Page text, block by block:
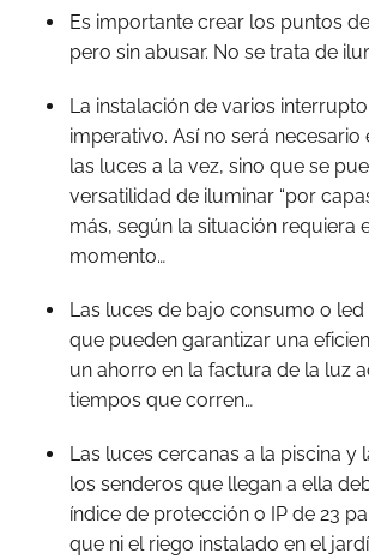
Es importante crear los puntos
pero sin abusar. No se trata de
La instalación de varios
imperativo. Así no será necesario
las luces a la vez, sino que se
versatilidad de iluminar “por
más, según la situación requiera
momento…
Las luces de bajo consumo o led
que pueden garantizar una
un ahorro en la factura de la luz
tiempos que corren…
Las luces cercanas a la piscina y
los senderos que llegan a ella
índice de protección o IP de 23
que ni el riego instalado en el